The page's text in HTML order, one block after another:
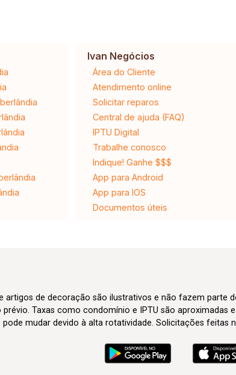
Ivan Negócios
Área do Cliente
Atendimento online
Solicitar reparos
Central de ajuda (FAQ)
IPTU Digital
Trabalhe conosco
Indique! Ganhe $$$
App para Android
App para IOS
Documentos úteis
artigos de decoração são ilustrativos e não fazem parte
Taxas como condomínio e IPTU são
mudar devido à alta rotatividade. Solicitações feitas